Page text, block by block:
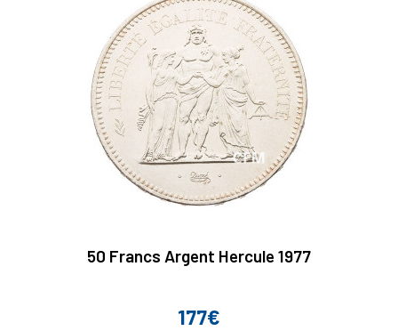
50 Francs Argent Hercule 1977
Prix
177€